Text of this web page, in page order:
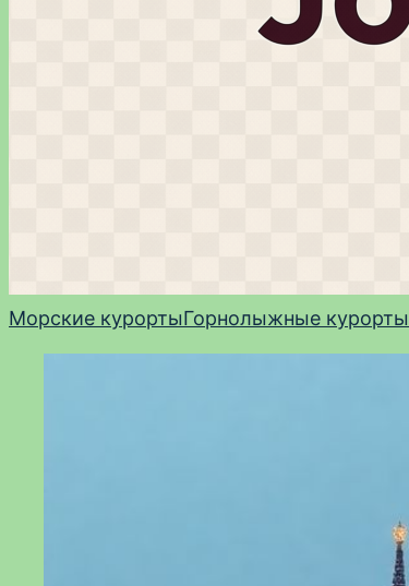
Морские курортыГорнолыжные курорты